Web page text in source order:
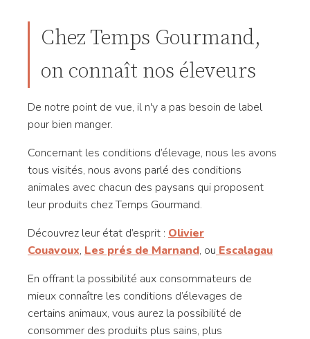
Chez Temps Gourmand,
on connaît nos éleveurs
De notre point de vue, il n'y a pas besoin de label
pour bien manger.
Concernant les conditions d’élevage, nous les avons
tous visités, nous avons parlé des conditions
animales avec chacun des paysans qui proposent
leur produits chez Temps Gourmand.
Découvrez leur état d’esprit : Olivier
Couavoux, Les prés de Marnand, ou Escalagau
En offrant la possibilité aux consommateurs de
mieux connaître les conditions d’élevages de
certains animaux, vous aurez la possibilité de
consommer des produits plus sains, plus